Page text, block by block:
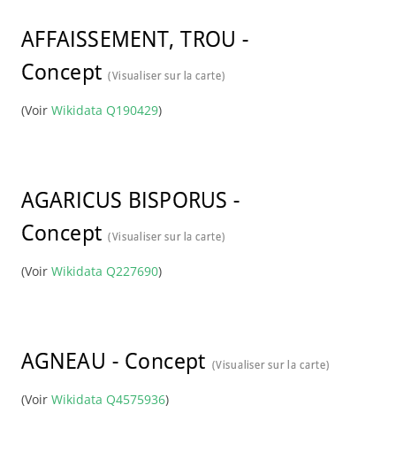
AFFAISSEMENT, TROU -
Concept (Visualiser sur la carte)
(Voir Wikidata Q190429)
AGARICUS BISPORUS -
Concept (Visualiser sur la carte)
(Voir Wikidata Q227690)
AGNEAU - Concept (Visualiser sur la carte)
(Voir Wikidata Q4575936)